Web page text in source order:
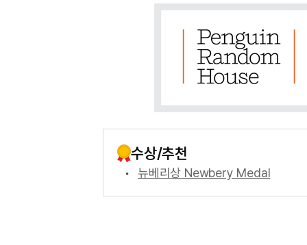
수상/추천
뉴베리상 Newbery Medal